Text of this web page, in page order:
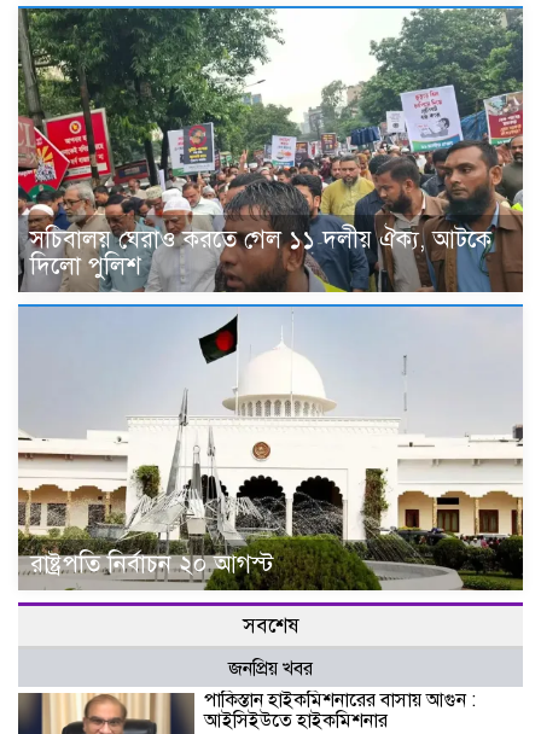
সচিবালয় ঘেরাও করতে গেল ১১ দলীয় ঐক্য, আটকে
দিলো পুলিশ
রাষ্ট্রপতি নির্বাচন ২০ আগস্ট
সবশেষ
জনপ্রিয় খবর
পাকিস্তান হাইকমিশনারের বাসায় আগুন :
আইসিইউতে হাইকমিশনার